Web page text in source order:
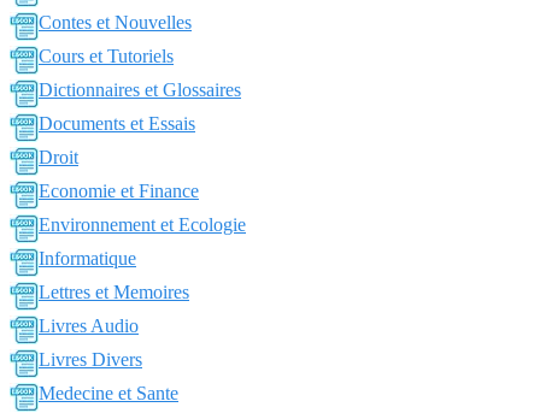
Contes et Nouvelles
Cours et Tutoriels
Dictionnaires et Glossaires
Documents et Essais
Droit
Economie et Finance
Environnement et Ecologie
Informatique
Lettres et Memoires
Livres Audio
Livres Divers
Medecine et Sante